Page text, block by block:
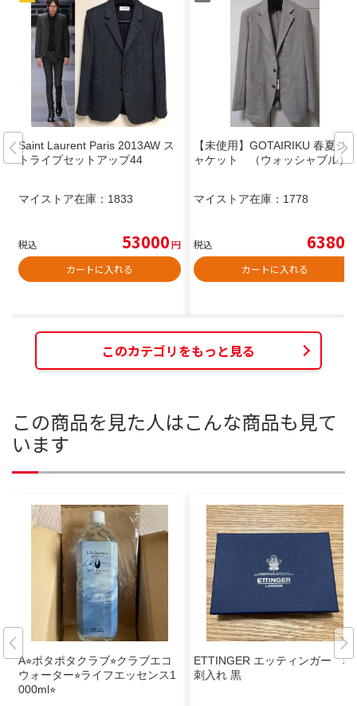
Saint Laurent Paris 2013AW ス
トライプセットアップ44
マイストア在庫： 1833
税込 53000円
カートに入れる
【未使用】GOTAIRIKU 春夏ジ
ャケット （ウォッシャブル）
マイストア在庫： 1778
税込 6380
カートに入れる
このカテゴリをもっと見る
この商品を見た人はこんな商品も見て
います
A⭐︎ポタポタクラブ⭐︎クラブエコ
ウォーター⭐︎ライフエッセンス1
000ml⭐︎
ETTINGER エッティンガー 名
刺入れ 黒